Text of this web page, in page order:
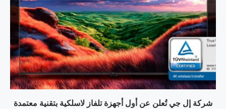
شركة إل جي تُعلن عن أول أجهزة تلفاز لاسلكية بتقنية معتمدة